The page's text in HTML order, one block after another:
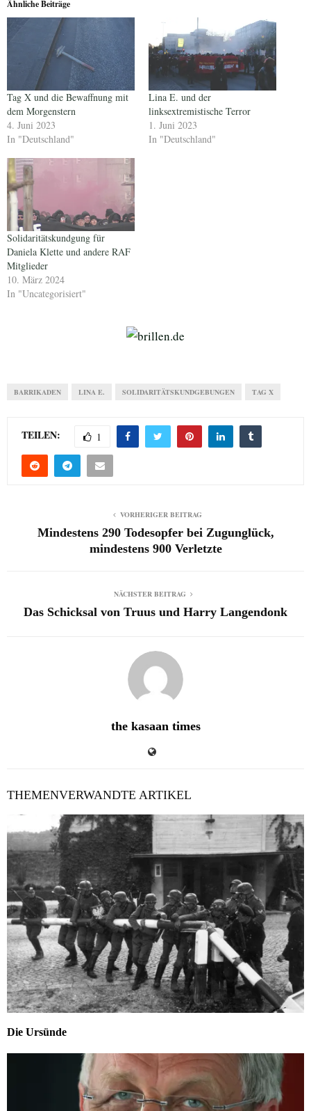
Ähnliche Beiträge
Tag X und die Bewaffnung mit
dem Morgenstern
4. Juni 2023
In "Deutschland"
Lina E. und der
linksextremistische Terror
1. Juni 2023
In "Deutschland"
Solidaritätskundgung für
Daniela Klette und andere RAF
Mitglieder
10. März 2024
In "Uncategorisiert"
BARRIKADEN LINA E. SOLIDARITÄTSKUNDGEBUNGEN TAG X
TEILEN: 1
VORHERIGER BEITRAG
Mindestens 290 Todesopfer bei Zugunglück,
mindestens 900 Verletzte
NÄCHSTER BEITRAG
Das Schicksal von Truus und Harry Langendonk
the kasaan times
THEMENVERWANDTE ARTIKEL
Die Ursünde